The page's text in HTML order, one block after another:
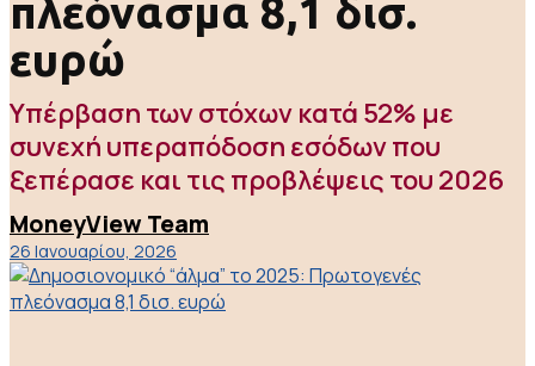
πλεόνασμα 8,1 δισ.
ευρώ
Υπέρβαση των στόχων κατά 52% με
συνεχή υπεραπόδοση εσόδων που
ξεπέρασε και τις προβλέψεις του 2026
MoneyView Team
26 Ιανουαρίου, 2026